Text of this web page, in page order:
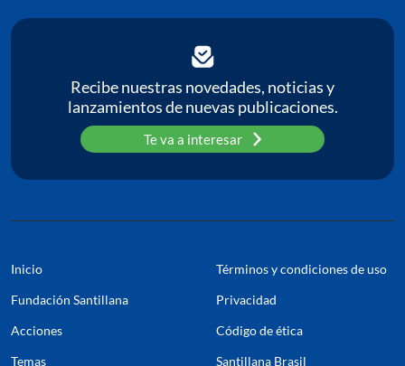
Recibe nuestras novedades, noticias y
lanzamientos de nuevas publicaciones.
Te va a interesar
Inicio
Fundación Santillana
Acciones
Temas
Términos y condiciones de uso
Privacidad
Código de ética
Santillana Brasil